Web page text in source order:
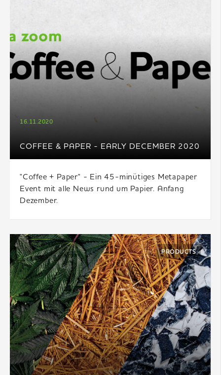
COFFEE & PAPER - EARLY DECEMBER 2020
16.11.2020
"Coffee + Paper" - Ein 45-minütiges Metapaper
Event mit alle News rund um Papier. Anfang
Dezember.
PRODUCTS